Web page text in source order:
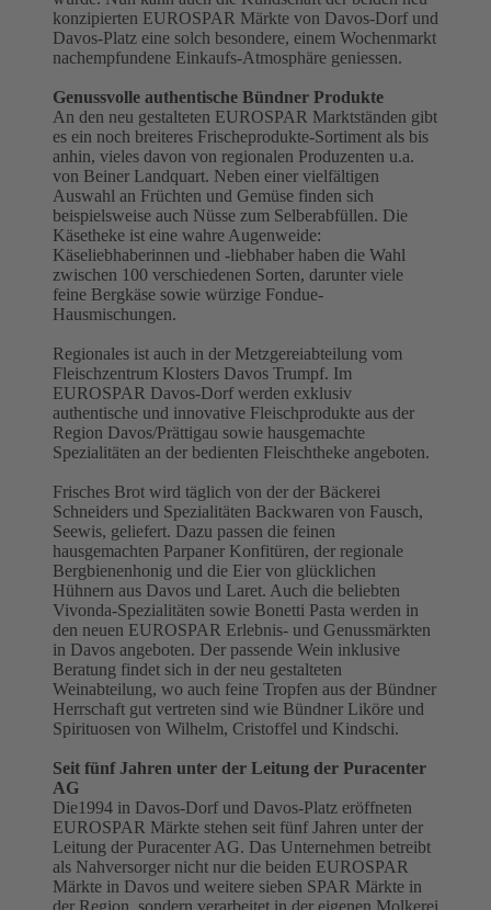
konzipierten EUROSPAR Märkte von Davos-Dorf und
Davos-Platz eine solch besondere, einem Wochenmarkt
nachempfundene Einkaufs-Atmosphäre geniessen.
Genussvolle authentische Bündner Produkte
An den neu gestalteten EUROSPAR Marktständen gibt
es ein noch breiteres Frischeprodukte-Sortiment als bis
anhin, vieles davon von regionalen Produzenten u.a.
von Beiner Landquart. Neben einer vielfältigen
Auswahl an Früchten und Gemüse finden sich
beispielsweise auch Nüsse zum Selberabfüllen. Die
Käsetheke ist eine wahre Augenweide:
Käseliebhaberinnen und -liebhaber haben die Wahl
zwischen 100 verschiedenen Sorten, darunter viele
feine Bergkäse sowie würzige Fondue-
Hausmischungen.
Regionales ist auch in der Metzgereiabteilung vom
Fleischzentrum Klosters Davos Trumpf. Im
EUROSPAR Davos-Dorf werden exklusiv
authentische und innovative Fleischprodukte aus der
Region Davos/Prättigau sowie hausgemachte
Spezialitäten an der bedienten Fleischtheke angeboten.
Frisches Brot wird täglich von der der Bäckerei
Schneiders und Spezialitäten Backwaren von Fausch,
Seewis, geliefert. Dazu passen die feinen
hausgemachten Parpaner Konfitüren, der regionale
Bergbienenhonig und die Eier von glücklichen
Hühnern aus Davos und Laret. Auch die beliebten
Vivonda-Spezialitäten sowie Bonetti Pasta werden in
den neuen EUROSPAR Erlebnis- und Genussmärkten
in Davos angeboten. Der passende Wein inklusive
Beratung findet sich in der neu gestalteten
Weinabteilung, wo auch feine Tropfen aus der Bündner
Herrschaft gut vertreten sind wie Bündner Liköre und
Spirituosen von Wilhelm, Cristoffel und Kindschi.
Seit fünf Jahren unter der Leitung der Puracenter
AG
Die1994 in Davos-Dorf und Davos-Platz eröffneten
EUROSPAR Märkte stehen seit fünf Jahren unter der
Leitung der Puracenter AG. Das Unternehmen betreibt
als Nahversorger nicht nur die beiden EUROSPAR
Märkte in Davos und weitere sieben SPAR Märkte in